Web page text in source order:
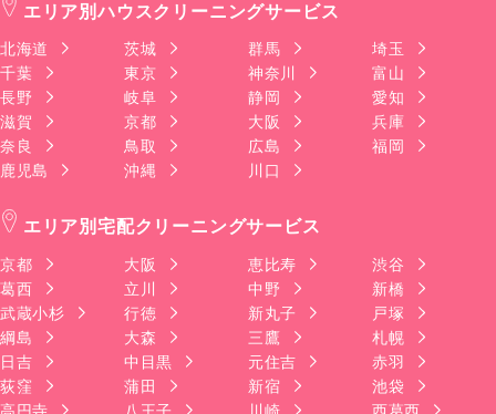
エリア別ハウスクリーニングサービス
北海道 茨城 群馬
埼玉
千葉
東京 神奈川
富山
長野
岐阜 静岡
愛知
滋賀
京都 大阪
兵庫
奈良
鳥取 広島
福岡
鹿児島
沖縄 川口
エリア別宅配クリーニングサービス
京都 大阪 恵比寿
渋谷
葛西
立川 中野
新橋
武蔵小杉
行徳 新丸子
戸塚
綱島
大森 三鷹
札幌
日吉
中目黒 元住吉
赤羽
荻窪
蒲田 新宿
池袋